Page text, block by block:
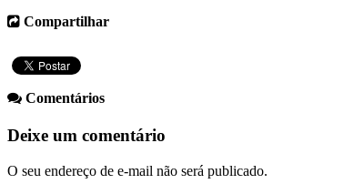
Compartilhar
Comentários
Deixe um comentário
O seu endereço de e-mail não será publicado.